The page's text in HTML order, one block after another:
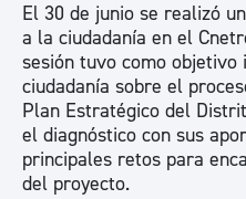
El 30 de junio se realizó
a la ciudadanía en el
sesión tuvo como
ciudadanía sobre el
Plan Estratégico del
el diagnóstico con sus
principales retos para
del proyecto.